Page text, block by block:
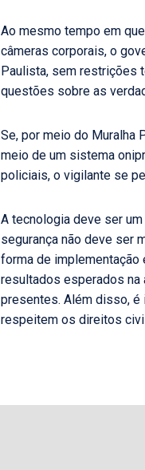
Ao mesmo tempo em
câmeras corporais, o
Paulista, sem restrições
questões sobre as
Se, por meio do Muralha
meio de um sistema
policiais, o vigilante se
A tecnologia deve ser
segurança não deve ser
forma de
resultados esperados na
presentes. Além disso, é
respeitem os direitos